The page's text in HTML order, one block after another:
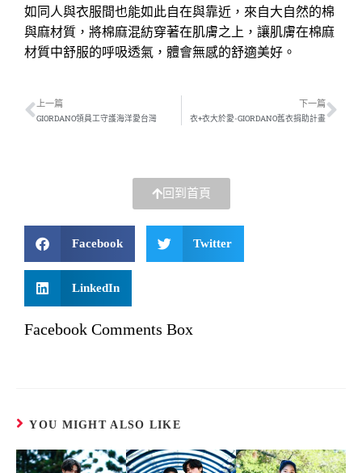
如同人與衣服間也能如此自在與靠近，來自大自然的棉
與麻材質，將棉麻混紡穿著在肌膚之上，讓肌膚在棉麻
材質中舒服的呼吸透氣，體會無感的舒適美好。
上一篇
GIORDANO領員工守護海洋愛台灣
下一篇
衣+衣大於愛-GIORDANO舊衣捐助計畫
回到首頁
Facebook Twitter
LinkedIn
Facebook Comments Box
YOU MIGHT ALSO LIKE